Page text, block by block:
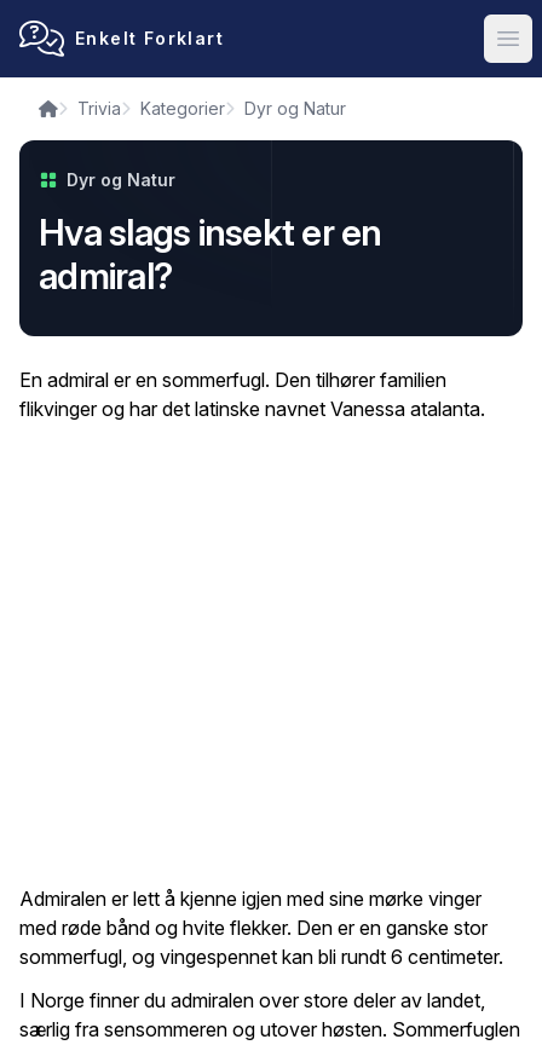
Enkelt Forklart
Trivia Kategorier Dyr og Natur
Dyr og Natur
Hva slags insekt er en
admiral?
En admiral er en sommerfugl. Den tilhører familien
flikvinger og har det latinske navnet Vanessa atalanta.
Admiralen er lett å kjenne igjen med sine mørke vinger
med røde bånd og hvite flekker. Den er en ganske stor
sommerfugl, og vingespennet kan bli rundt 6 centimeter.
I Norge finner du admiralen over store deler av landet,
særlig fra sensommeren og utover høsten. Sommerfuglen